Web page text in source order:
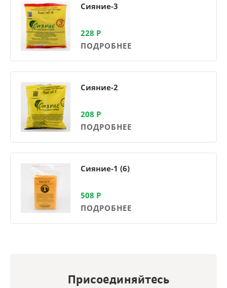
Сияние-3
228 Р
ПОДРОБНЕЕ
Сияние-2
208 Р
ПОДРОБНЕЕ
Сияние-1 (6)
508 Р
ПОДРОБНЕЕ
Присоединяйтесь